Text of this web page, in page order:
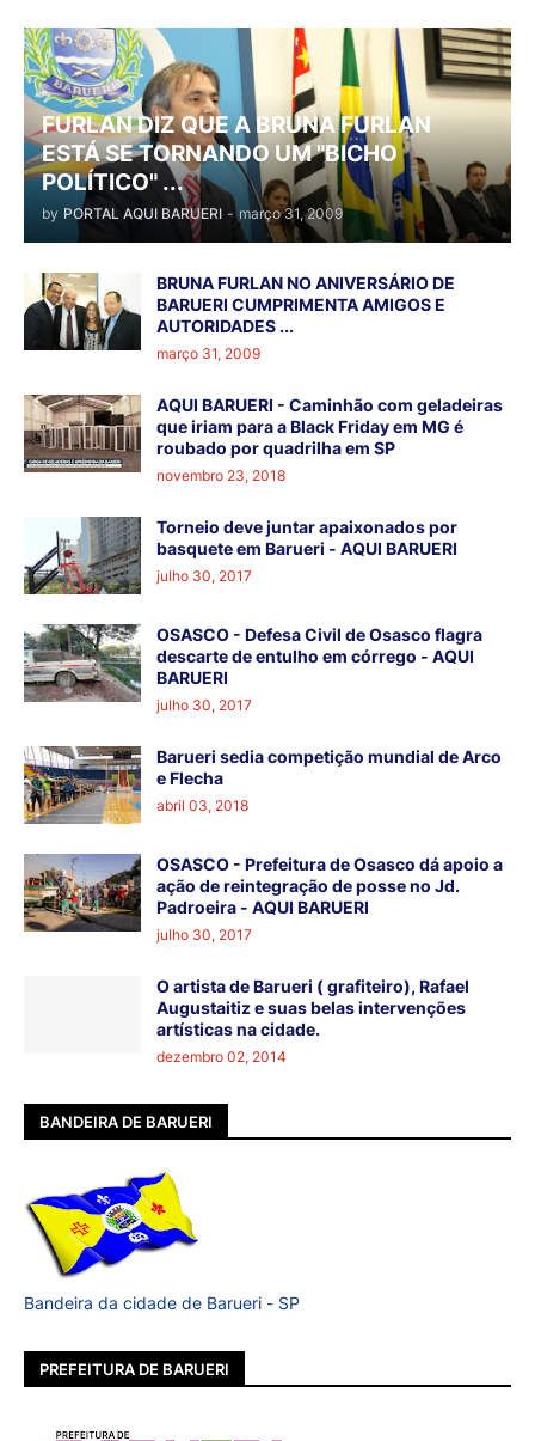
FURLAN DIZ QUE A BRUNA FURLAN
ESTÁ SE TORNANDO UM "BICHO
POLÍTICO" ...
by PORTAL AQUI BARUERI - março 31, 2009
BRUNA FURLAN NO ANIVERSÁRIO DE
BARUERI CUMPRIMENTA AMIGOS E
AUTORIDADES ...
março 31, 2009
AQUI BARUERI - Caminhão com geladeiras
que iriam para a Black Friday em MG é
roubado por quadrilha em SP
novembro 23, 2018
Torneio deve juntar apaixonados por
basquete em Barueri - AQUI BARUERI
julho 30, 2017
OSASCO - Defesa Civil de Osasco flagra
descarte de entulho em córrego - AQUI
BARUERI
julho 30, 2017
Barueri sedia competição mundial de Arco
e Flecha
abril 03, 2018
OSASCO - Prefeitura de Osasco dá apoio a
ação de reintegração de posse no Jd.
Padroeira - AQUI BARUERI
julho 30, 2017
O artista de Barueri ( grafiteiro), Rafael
Augustaitiz e suas belas intervenções
artísticas na cidade.
dezembro 02, 2014
BANDEIRA DE BARUERI
Bandeira da cidade de Barueri - SP
PREFEITURA DE BARUERI